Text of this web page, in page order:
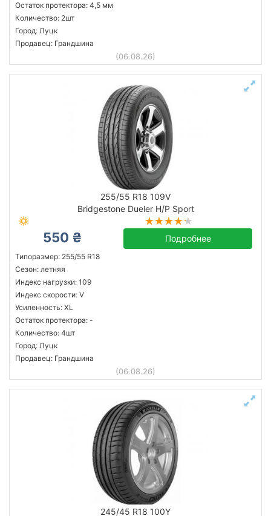
Остаток протектора: 4,5 мм
Количество: 2шт
Город: Луцк
Продавец: Грандшина
(06.08.26)
255/55 R18 109V
Bridgestone Dueler H/P Sport
550 ₴ Подробнее
Типоразмер: 255/55 R18
Сезон: летняя
Индекс нагрузки: 109
Индекс скорости: V
Усиленность: XL
Остаток протектора: -
Количество: 4шт
Город: Луцк
Продавец: Грандшина
(06.08.26)
245/45 R18 100Y